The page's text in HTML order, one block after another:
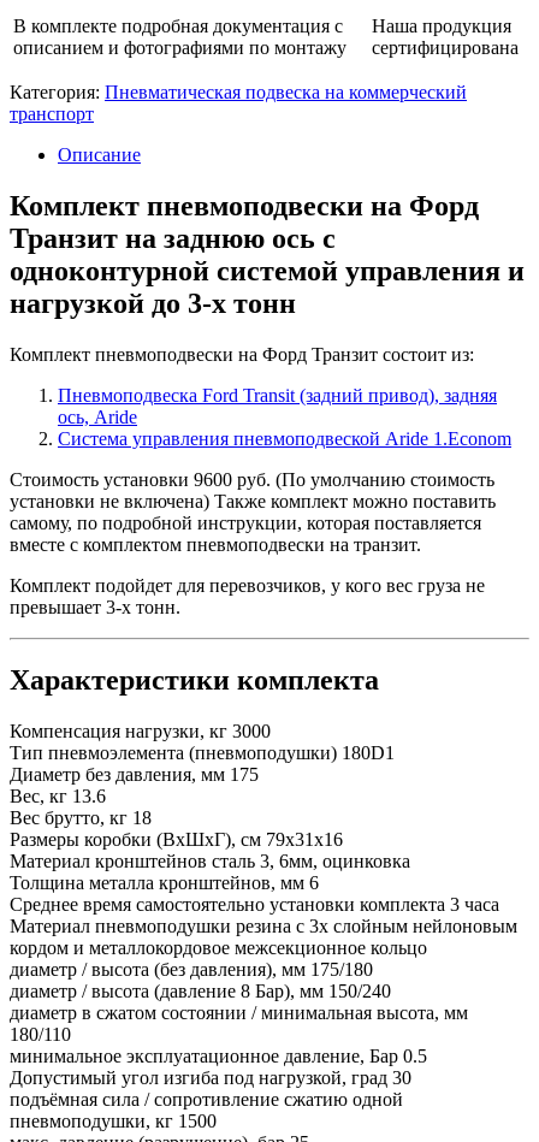
1
контур,
до
тонн
В комплекте подробная документация с
описанием и фотографиями по монтажу
Наша продукция
сертифицирована
Категория: Пневматическая подвеска на коммерческий
транспорт
Описание
Комплект пневмоподвески на Форд
Транзит на заднюю ось с
одноконтурной системой управления и
нагрузкой до 3-х тонн
Комплект пневмоподвески на Форд Транзит состоит из:
Пневмоподвеска Ford Transit (задний привод), задняя
ось, Aride
Система управления пневмоподвеской Aride 1.Econom
Стоимость установки 9600 руб. (По умолчанию стоимость
установки не включена) Также комплект можно поставить
самому, по подробной инструкции, которая поставляется
вместе с комплектом пневмоподвески на транзит.
Комплект подойдет для перевозчиков, у кого вес груза не
превышает 3-х тонн.
Характеристики комплекта
Компенсация нагрузки, кг 3000
Тип пневмоэлемента (пневмоподушки) 180D1
Диаметр без давления, мм 175
Вес, кг 13.6
Вес брутто, кг 18
Размеры коробки (ВхШхГ), см 79x31x16
Материал кронштейнов сталь 3, 6мм, оцинковка
Толщина металла кронштейнов, мм 6
Среднее время самостоятельно установки комплекта 3 часа
Материал пневмоподушки резина с 3х слойным нейлоновым
кордом и металлокордовое межсекционное кольцо
диаметр / высота (без давления), мм 175/180
диаметр / высота (давление 8 Бар), мм 150/240
диаметр в сжатом состоянии / минимальная высота, мм
180/110
минимальное эксплуатационное давление, Бар 0.5
Допустимый угол изгиба под нагрузкой, град 30
подъёмная сила / сопротивление сжатию одной
пневмоподушки, кг 1500